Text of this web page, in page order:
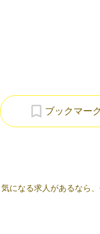
気になる求人があるなら